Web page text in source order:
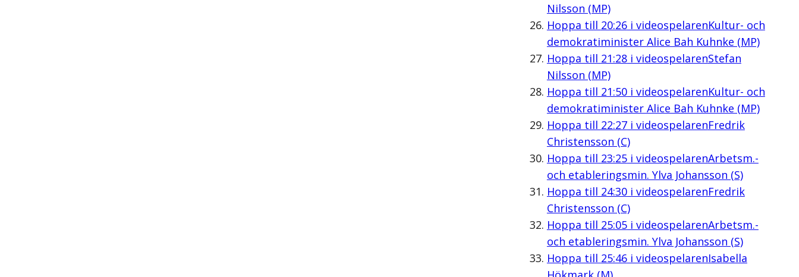
Nilsson (MP)
Hoppa till 20:26i videospelarenKultur- och
demokratiminister Alice Bah Kuhnke (MP)
Hoppa till 21:28i videospelarenStefan
Nilsson (MP)
Hoppa till 21:50i videospelarenKultur- och
demokratiminister Alice Bah Kuhnke (MP)
Hoppa till 22:27i videospelarenFredrik
Christensson (C)
Hoppa till 23:25i videospelarenArbetsm.-
och etableringsmin. Ylva Johansson (S)
Hoppa till 24:30i videospelarenFredrik
Christensson (C)
Hoppa till 25:05i videospelarenArbetsm.-
och etableringsmin. Ylva Johansson (S)
Hoppa till 25:46i videospelarenIsabella